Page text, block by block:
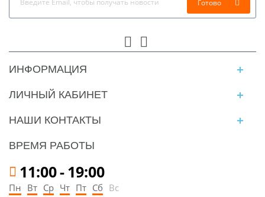
Готово
ИНФОРМАЦИЯ
ЛИЧНЫЙ КАБИНЕТ
НАШИ КОНТАКТЫ
ВРЕМЯ РАБОТЫ
11:00-19:00
Пн Вт Ср Чт Пт Сб Вс